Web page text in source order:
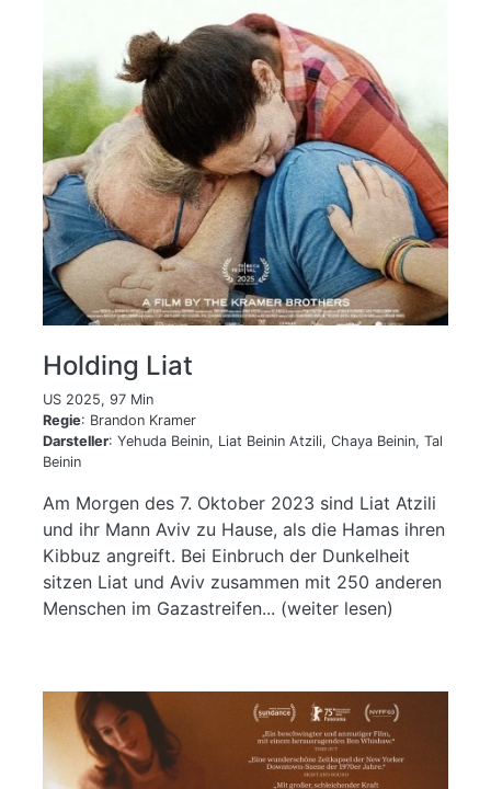
Holding Liat
US 2025, 97 Min
Regie: Brandon Kramer
Darsteller: Yehuda Beinin, Liat Beinin Atzili, Chaya Beinin, Tal
Beinin
Am Morgen des 7. Oktober 2023 sind Liat Atzili
und ihr Mann Aviv zu Hause, als die Hamas ihren
Kibbuz angreift. Bei Einbruch der Dunkelheit
sitzen Liat und Aviv zusammen mit 250 anderen
Menschen im Gazastreifen... (weiter lesen)